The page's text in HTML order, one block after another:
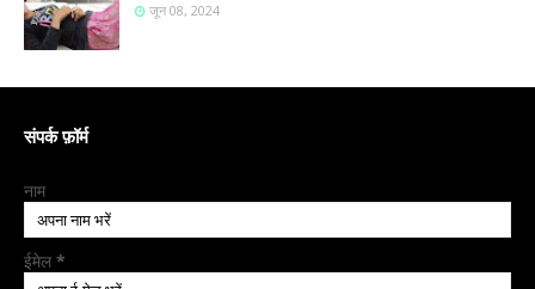
जून 08, 2024
संपर्क फ़ॉर्म
नाम
ईमेल *